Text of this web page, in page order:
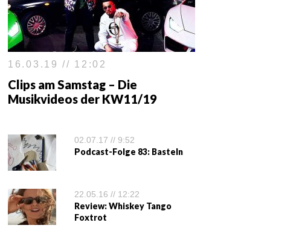
16.03.19 // 12:02
Clips am Samstag – Die
Musikvideos der KW11/19
02.07.17 // 9:52
Podcast-Folge 83: Basteln
22.05.16 // 12:22
Review: Whiskey Tango
Foxtrot